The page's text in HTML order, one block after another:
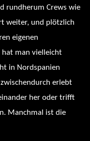
rundherum Crews wie
weiter, und plötzlich
eigenen
hat man vielleicht
in Nordspanien
erlebt
her oder trifft
Manchmal ist die